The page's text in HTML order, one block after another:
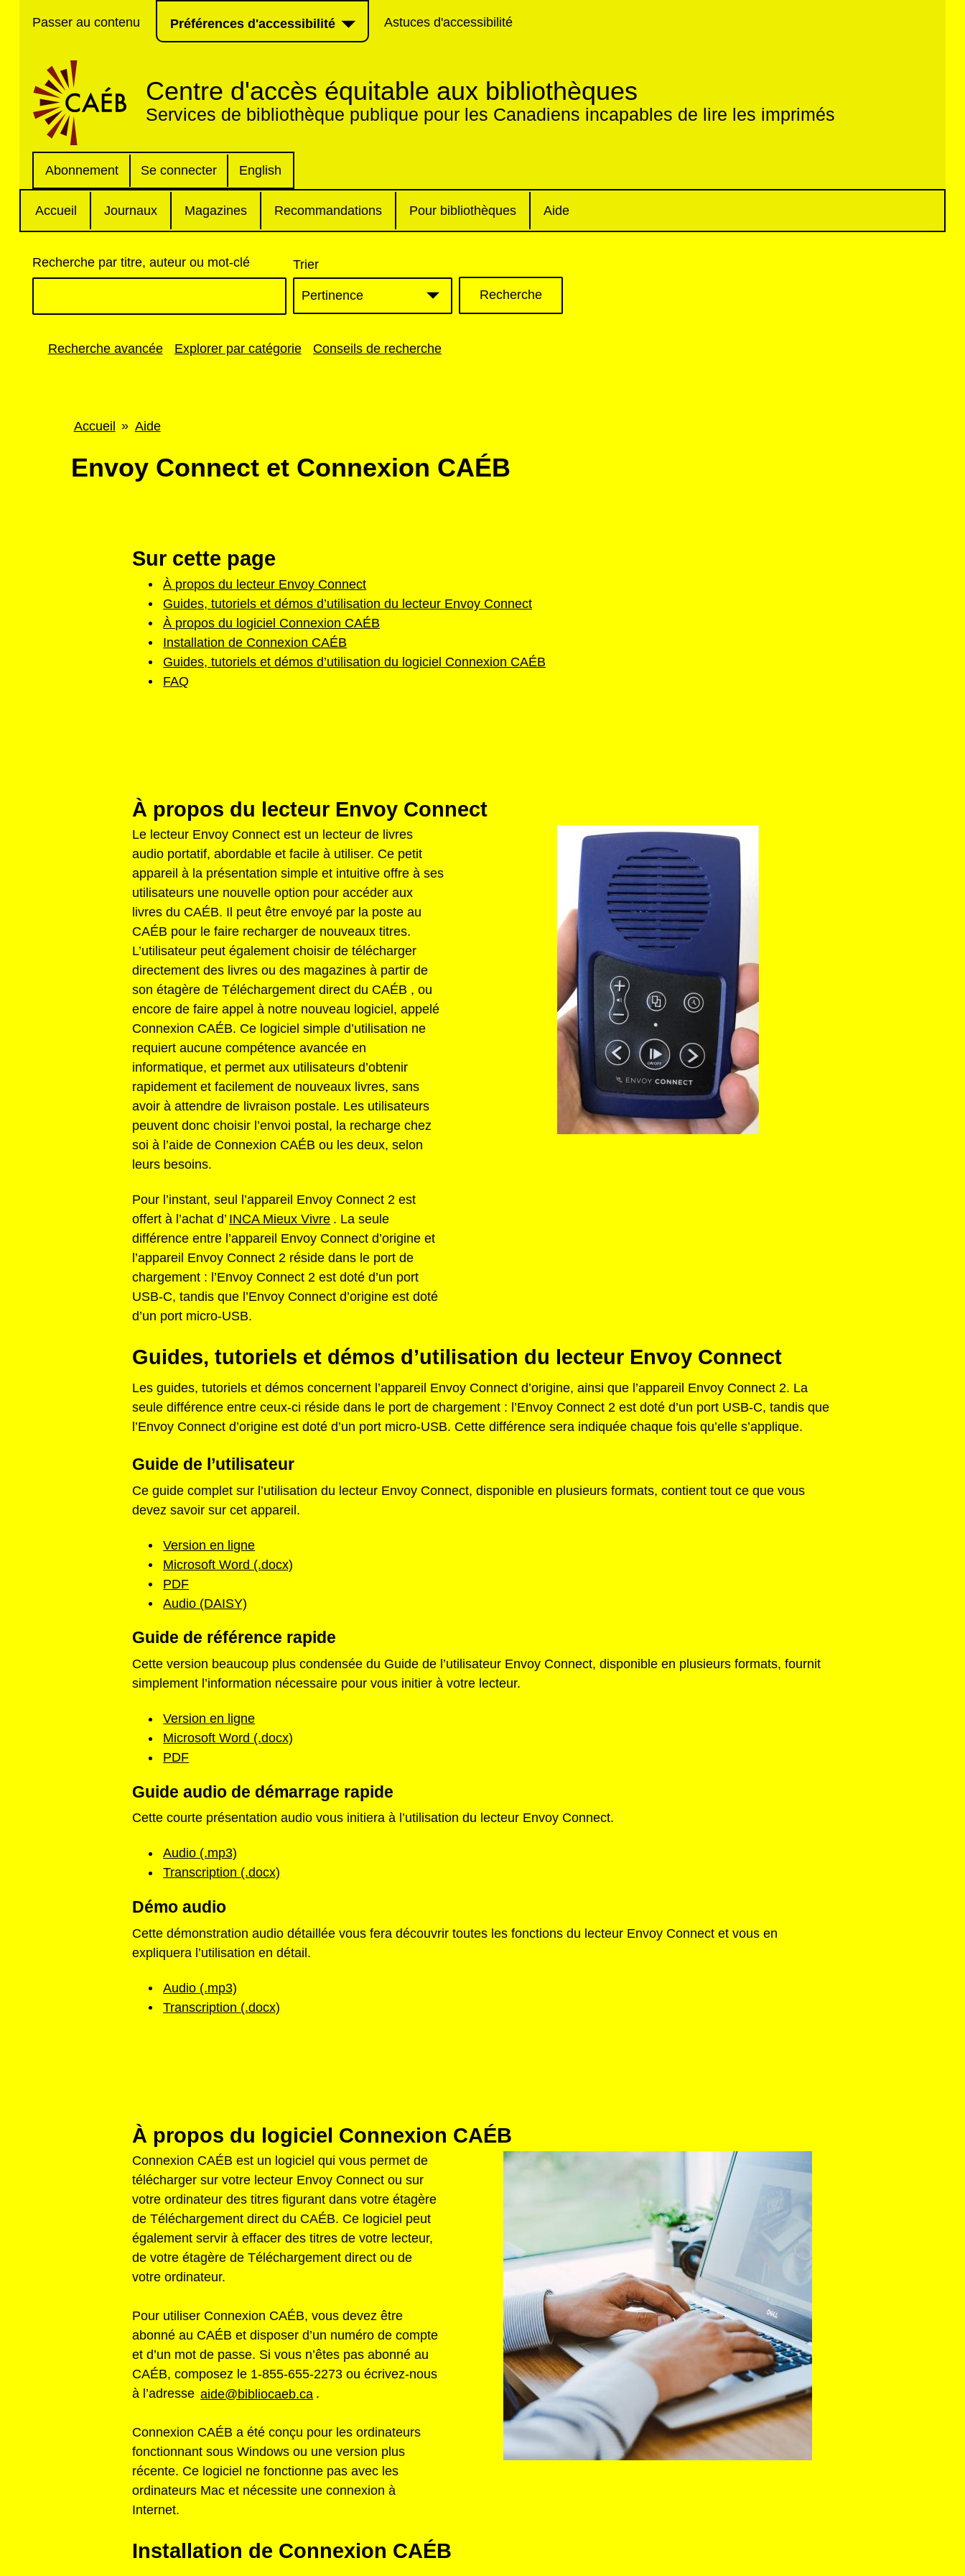
Passer au contenu Préférences d'accessibilité Astuces d'accessibilité
Centre d'accès équitable aux bibliothèques
Services de bibliothèque publique pour les Canadiens incapables de lire les imprimés
Abonnement Se connecter English
Accueil Journaux Magazines Recommandations Pour bibliothèques Aide
Recherche par titre, auteur ou mot-clé Trier
Recherche avancée Explorer par catégorie Conseils de recherche
Fil
Accueil Aide
Envoy Connect et Connexion CAÉB
Sur cette page
À propos du lecteur Envoy Connect
Guides, tutoriels et démos d’utilisation du lecteur Envoy Connect
À propos du logiciel Connexion CAÉB
Installation de Connexion CAÉB
Guides, tutoriels et démos d’utilisation du logiciel Connexion CAÉB
FAQ
À propos du lecteur Envoy Connect
Le lecteur Envoy Connect est un lecteur de livres
audio portatif, abordable et facile à utiliser. Ce petit
appareil à la présentation simple et intuitive offre à ses
utilisateurs une nouvelle option pour accéder aux
livres du CAÉB. Il peut être envoyé par la poste au
CAÉB pour le faire recharger de nouveaux titres.
L’utilisateur peut également choisir de télécharger
directement des livres ou des magazines à partir de
son étagère de Téléchargement direct du CAÉB , ou
encore de faire appel à notre nouveau logiciel, appelé
Connexion CAÉB. Ce logiciel simple d’utilisation ne
requiert aucune compétence avancée en
informatique, et permet aux utilisateurs d’obtenir
rapidement et facilement de nouveaux livres, sans
avoir à attendre de livraison postale. Les utilisateurs
peuvent donc choisir l’envoi postal, la recharge chez
soi à l’aide de Connexion CAÉB ou les deux, selon
leurs besoins.
Pour l’instant, seul l’appareil Envoy Connect 2 est
offert à l’achat d’ INCA Mieux Vivre . La seule
différence entre l’appareil Envoy Connect d’origine et
l’appareil Envoy Connect 2 réside dans le port de
chargement : l’Envoy Connect 2 est doté d’un port
USB-C, tandis que l’Envoy Connect d’origine est doté
d’un port micro-USB.
Guides, tutoriels et démos d’utilisation du lecteur Envoy Connect
Les guides, tutoriels et démos concernent l’appareil Envoy Connect d’origine, ainsi que l’appareil Envoy Connect 2. La
seule différence entre ceux-ci réside dans le port de chargement : l’Envoy Connect 2 est doté d’un port USB-C, tandis que
l’Envoy Connect d’origine est doté d’un port micro-USB. Cette différence sera indiquée chaque fois qu’elle s’applique.
Guide de l’utilisateur
Ce guide complet sur l’utilisation du lecteur Envoy Connect, disponible en plusieurs formats, contient tout ce que vous
devez savoir sur cet appareil.
Version en ligne
Microsoft Word (.docx)
PDF
Audio (DAISY)
Guide de référence rapide
Cette version beaucoup plus condensée du Guide de l’utilisateur Envoy Connect, disponible en plusieurs formats, fournit
simplement l’information nécessaire pour vous initier à votre lecteur.
Version en ligne
Microsoft Word (.docx)
PDF
Guide audio de démarrage rapide
Cette courte présentation audio vous initiera à l’utilisation du lecteur Envoy Connect.
Audio (.mp3)
Transcription (.docx)
Démo audio
Cette démonstration audio détaillée vous fera découvrir toutes les fonctions du lecteur Envoy Connect et vous en
expliquera l’utilisation en détail.
Audio (.mp3)
Transcription (.docx)
À propos du logiciel Connexion CAÉB
Connexion CAÉB est un logiciel qui vous permet de
télécharger sur votre lecteur Envoy Connect ou sur
votre ordinateur des titres figurant dans votre étagère
de Téléchargement direct du CAÉB. Ce logiciel peut
également servir à effacer des titres de votre lecteur,
de votre étagère de Téléchargement direct ou de
votre ordinateur.
Pour utiliser Connexion CAÉB, vous devez être
abonné au CAÉB et disposer d’un numéro de compte
et d’un mot de passe. Si vous n’êtes pas abonné au
CAÉB, composez le 1-855-655-2273 ou écrivez-nous
à l’adresse aide@bibliocaeb.ca .
Connexion CAÉB a été conçu pour les ordinateurs
fonctionnant sous Windows ou une version plus
récente. Ce logiciel ne fonctionne pas avec les
ordinateurs Mac et nécessite une connexion à
Internet.
Installation de Connexion CAÉB